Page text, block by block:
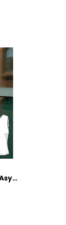
E-Book JULIANA MARTEJEVS Asymmetrisches Top Oberteil